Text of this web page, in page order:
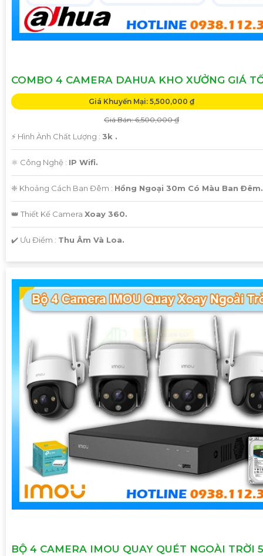
COMBO 4 CAMERA DAHUA KHO XƯỞNG GIÁ
Giá Khuyến Mại: 5,500,000 ₫
Giá Bán: 6,500,000 ₫
️⚡ Hình Ành Chất Lượng : 3k .
⚛️ Công Nghệ : IP Wifi.
❈ Khoảng Cách Ban Đêm : Hồng Ngoại 30m Có Màu Ban Ðêm.
👑 Thiết Kế Camera Xoay 360.
️✔️ Ưu Điểm : Thu Âm Và Loa.
BỘ 4 CAMERA IMOU QUAY QUÉT NGOÀI TRỜI